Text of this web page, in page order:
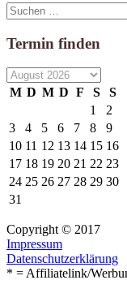
Suche
nach:
Termin finden
M D M D F S
S
1
2
3
4 5 6 7 8
9
10 11 12 13 14 15 16
17 18 19 20 21 22 23
24 25 26 27 28 29 30
31
Copyright © 2017
Impressum
Datenschutzerklärung
* = Affiliatelink/